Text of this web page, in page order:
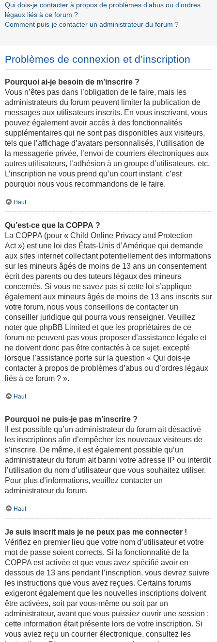
Qui dois-je contacter à propos de problèmes d’abus ou d’ordres
légaux liés à ce forum ?
Comment puis-je contacter un administrateur du forum ?
Problèmes de connexion et d’inscription
Pourquoi ai-je besoin de m’inscrire ?
Vous n’êtes pas dans l’obligation de le faire, mais les
administrateurs du forum peuvent limiter la publication de
messages aux utilisateurs inscrits. En vous inscrivant, vous
pouvez également avoir accès à des fonctionnalités
supplémentaires qui ne sont pas disponibles aux visiteurs,
tels que l’affichage d’avatars personnalisés, l’utilisation de
la messagerie privée, l’envoi de courriers électroniques aux
autres utilisateurs, l’adhésion à un groupe d’utilisateurs, etc.
L’inscription ne vous prend qu’un court instant, c’est
pourquoi nous vous recommandons de le faire.
Haut
Qu’est-ce que la COPPA ?
La COPPA (pour « Child Online Privacy and Protection
Act ») est une loi des États-Unis d’Amérique qui demande
aux sites internet collectant potentiellement des informations
sur les mineurs âgés de moins de 13 ans un consentement
écrit des parents ou des tuteurs légaux des mineurs
concernés. Si vous ne savez pas si cette loi s’applique
également aux mineurs âgés de moins de 13 ans inscrits sur
votre forum, nous vous conseillons de contacter un
conseiller juridique qui pourra vous renseigner. Veuillez
noter que phpBB Limited et que les propriétaires de ce
forum ne peuvent pas vous proposer d’assistance légale et
ne doivent donc pas être contactés à ce sujet, excepté
lorsque l’assistance porte sur la question « Qui dois-je
contacter à propos de problèmes d’abus ou d’ordres légaux
liés à ce forum ? ».
Haut
Pourquoi ne puis-je pas m’inscrire ?
Il est possible qu’un administrateur du forum ait désactivé
les inscriptions afin d’empêcher les nouveaux visiteurs de
s’inscrire. De même, il est également possible qu’un
administrateur du forum ait banni votre adresse IP ou interdit
l’utilisation du nom d’utilisateur que vous souhaitez utiliser.
Pour plus d’informations, veuillez contacter un
administrateur du forum.
Haut
Je suis inscrit mais je ne peux pas me connecter !
Vérifiez en premier lieu que votre nom d’utilisateur et votre
mot de passe soient corrects. Si la fonctionnalité de la
COPPA est activée et que vous avez spécifié avoir en
dessous de 13 ans pendant l’inscription, vous devrez suivre
les instructions que vous avez reçues. Certains forums
exigeront également que les nouvelles inscriptions doivent
être activées, soit par vous-même ou soit par un
administrateur, avant que vous puissiez ouvrir une session ;
cette information était présente lors de votre inscription. Si
vous aviez reçu un courrier électronique, consultez les